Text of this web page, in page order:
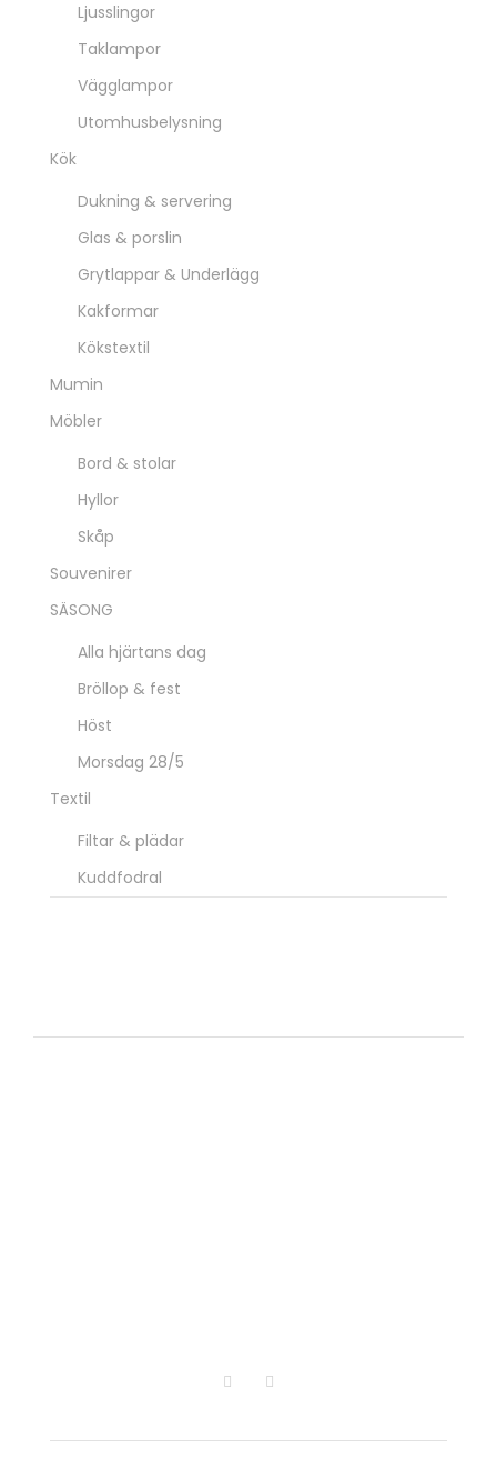
Ljusslingor
Taklampor
Vägglampor
Utomhusbelysning
Kök
Dukning & servering
Glas & porslin
Grytlappar & Underlägg
Kakformar
Kökstextil
Mumin
Möbler
Bord & stolar
Hyllor
Skåp
Souvenirer
SÄSONG
Alla hjärtans dag
Bröllop & fest
Höst
Morsdag 28/5
Textil
Filtar & plädar
Kuddfodral